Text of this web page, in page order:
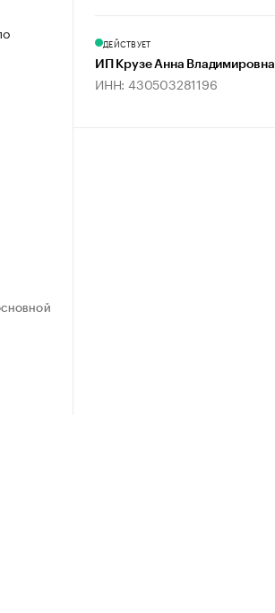
ДЕЙСТВУЕТ
ИП Крузе Анна Владимировна
ИНН: 430503281196